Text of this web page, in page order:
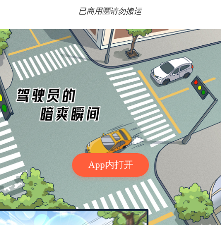
App内打开
已商用🈲️请勿搬运